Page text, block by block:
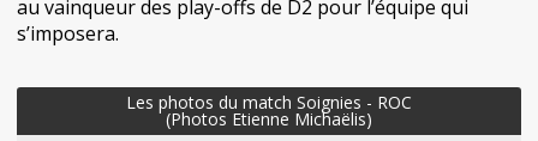
au vainqueur des play-offs de D2 pour l’équipe qui
s’imposera.
Les photos du match Soignies - ROC
(Photos Etienne Michaëlis)